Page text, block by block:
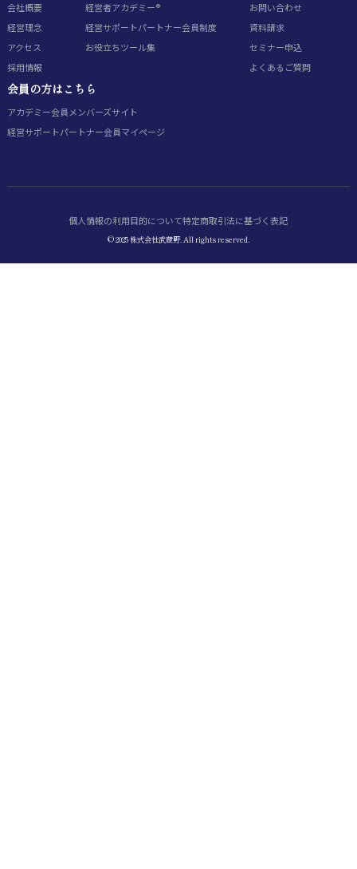
会社概要
経営理念
アクセス
採用情報
経営者アカデミー®
経営サポートパートナー会員制度
お役立ちツール集
お問い合わせ
資料請求
セミナー申込
よくあるご質問
会員の方はこちら
アカデミー会員 メンバーズサイト
経営サポートパートナー会員マイページ
個人情報の利用目的について特定商取引法に基づく表記
© 2025 株式会社武蔵野. All rights reserved.